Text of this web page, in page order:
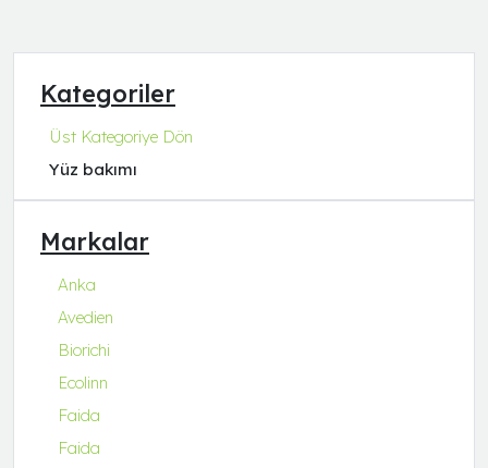
Kategoriler
Üst Kategoriye Dön
Yüz bakımı
Markalar
Anka
Avedien
Biorichi
Ecolinn
Faida
Faida